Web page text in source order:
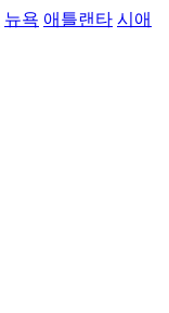
뉴욕 애틀랜타 시애